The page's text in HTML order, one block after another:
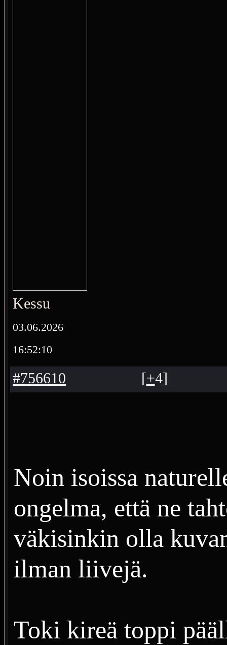
Kessu
03.06.2026
16:52:10
#756610 [+4]
Noin isoissa
ongelma, että ne
väkisinkin olla
ilman liivejä.
Toki kireä toppi